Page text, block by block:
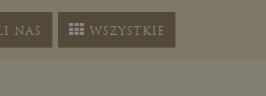
NAS WSZYSTKIE